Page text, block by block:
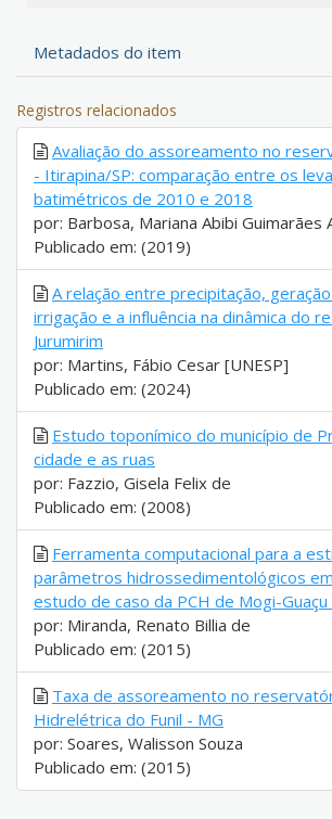
Metadados do item
Registros relacionados
Avaliação do assoreamento no
- Itirapina/SP: comparação entre os
batimétricos de 2010 e 2018
por: Barbosa, Mariana Abibi Guimarães
Publicado em: (2019)
A relação entre precipitação,
irrigação e a influência na dinâmica do
Jurumirim
por: Martins, Fábio Cesar [UNESP]
Publicado em: (2024)
Estudo toponímico do município de
cidade e as ruas
por: Fazzio, Gisela Felix de
Publicado em: (2008)
Ferramenta computacional para a
parâmetros hidrossedimentológicos
estudo de caso da PCH de Mogi-Guaçu
por: Miranda, Renato Billia de
Publicado em: (2015)
Taxa de assoreamento no
Hidrelétrica do Funil - MG
por: Soares, Walisson Souza
Publicado em: (2015)